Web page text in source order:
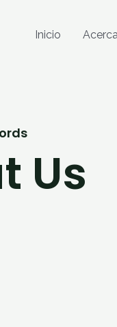
Inicio
Us